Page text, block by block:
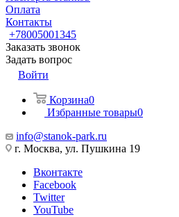
Оплата
Контакты
+78005001345
Заказать звонок
Задать вопрос
Войти
Корзина0
Избранные товары0
info@stanok-park.ru
г. Москва, ул. Пушкина 19
Вконтакте
Facebook
Twitter
YouTube